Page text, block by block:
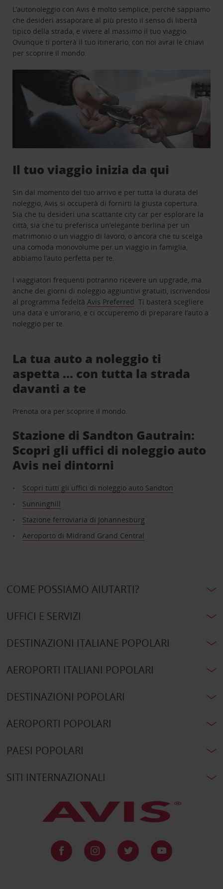
L’autonoleggio con Avis è molto semplice, perchè sappiamo
che desideri assaporare al più presto il senso di libertà
tipico della strada, e vivere al massimo il tuo viaggio.
Ovunque ti porterà il tuo itinerario, con noi avrai le chiavi
per scoprire il mondo.
Il tuo viaggio inizia da qui
Sin dal momento del tuo arrivo e per tutta la durata del
noleggio, Avis si occuperà di fornirti la giusta copertura.
Sia che tu desideri una scattante city car per esplorare la
città, sia che tu preferisca un’elegante berlina per un
matrimonio o un viaggio di lavoro, o ancora che tu scelga
una comoda monovolume per un viaggio in famiglia,
abbiamo l’auto perfetta per te.
I viaggiatori frequenti potranno ricevere un upgrade, ma
anche dei giorni di noleggio aggiuntivi gratuiti, iscrivendosi
al programma fedeltàAvis Preferred. Ti basterà scegliere
una data e un’orario, e ci occuperemo di preparare l’auto a
noleggio per te.
La tua auto a noleggio ti
aspetta … con tutta la strada
davanti a te
Prenota ora per scoprire il mondo.
Stazione di Sandton Gautrain:
Scopri gli uffici di noleggio auto
Avis nei dintorni
Scopri tutti gli uffici di noleggio auto Sandton
Sunninghill
Stazione ferroviaria di Johannesburg
Aeroporto di Midrand Grand Central
COME POSSIAMO AIUTARTI?
UFFICI E SERVIZI
DESTINAZIONI ITALIANE POPOLARI
AEROPORTI ITALIANI POPOLARI
DESTINAZIONI POPOLARI
AEROPORTI POPOLARI
PAESI POPOLARI
SITI INTERNAZIONALI